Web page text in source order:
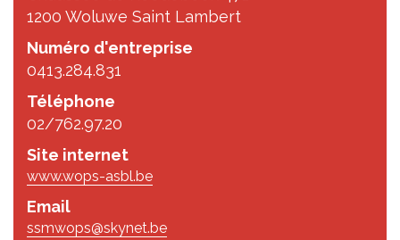
1200 Woluwe Saint Lambert
Numéro d'entreprise
0413.284.831
Téléphone
02/762.97.20
Site internet
www.wops-asbl.be
Email
ssmwops@skynet.be